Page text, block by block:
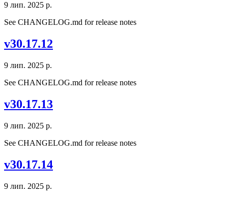
9 лип. 2025 р.
See CHANGELOG.md for release notes
v30.17.12
9 лип. 2025 р.
See CHANGELOG.md for release notes
v30.17.13
9 лип. 2025 р.
See CHANGELOG.md for release notes
v30.17.14
9 лип. 2025 р.